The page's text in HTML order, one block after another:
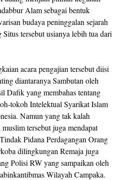
Alam sebagai bentuk
budaya peninggalan sejarah
tersebut usianya lebih tua dari
acara pengajian tersebut diisi
diantaranya Sambutan oleh
Dafik yang membahas tentang
tokoh Intelektual Syarikat Islam
Namun yang tak kalah
tersebut juga mendapat
Pidana Perdagangan Orang
dilingkungan Remaja juga
Polisi RW yang sampaikan oleh
Wilayah Campaka.